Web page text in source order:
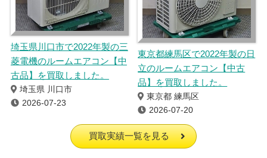
埼玉県川口市で2022年製の三
菱電機のルームエアコン【中
古品】を買取しました。
埼玉県 川口市
2026-07-23
東京都練馬区で2022年製の日
立のルームエアコン【中古
品】を買取しました。
東京都 練馬区
2026-07-20
買取実績一覧を見る